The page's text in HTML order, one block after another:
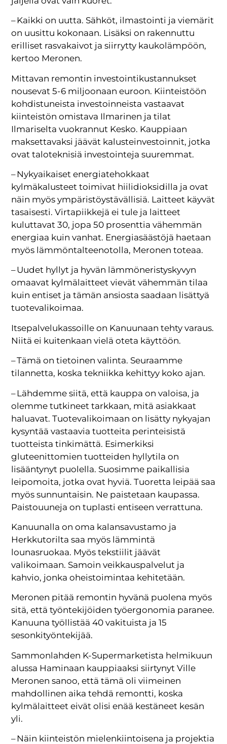
– Kaikki on uutta. Sähköt, ilmastointi ja viemärit
on uusittu kokonaan. Lisäksi on rakennuttu
erilliset rasvakaivot ja siirrytty kaukolämpöön,
kertoo Meronen.
Mittavan remontin investointikustannukset
nousevat 5-6 miljoonaan euroon. Kiinteistöön
kohdistuneista investoinneista vastaavat
kiinteistön omistava Ilmarinen ja tilat
Ilmariselta vuokrannut Kesko. Kauppiaan
maksettavaksi jäävät kalusteinvestoinnit, jotka
ovat taloteknisiä investointeja suuremmat.
– Nykyaikaiset energiatehokkaat
kylmäkalusteet toimivat hiilidioksidilla ja ovat
näin myös ympäristöystävällisiä. Laitteet käyvät
tasaisesti. Virtapiikkejä ei tule ja laitteet
kuluttavat 30, jopa 50 prosenttia vähemmän
energiaa kuin vanhat. Energiasäästöjä haetaan
myös lämmöntalteenotolla, Meronen toteaa.
– Uudet hyllyt ja hyvän lämmöneristyskyvyn
omaavat kylmälaitteet vievät vähemmän tilaa
kuin entiset ja tämän ansiosta saadaan lisättyä
tuotevalikoimaa.
Itsepalvelukassoille on Kanuunaan tehty varaus.
Niitä ei kuitenkaan vielä oteta käyttöön.
– Tämä on tietoinen valinta. Seuraamme
tilannetta, koska tekniikka kehittyy koko ajan.
– Lähdemme siitä, että kauppa on valoisa, ja
olemme tutkineet tarkkaan, mitä asiakkaat
haluavat. Tuotevalikoimaan on lisätty nykyajan
kysyntää vastaavia tuotteita perinteisistä
tuotteista tinkimättä. Esimerkiksi
gluteenittomien tuotteiden hyllytila on
lisääntynyt puolella. Suosimme paikallisia
leipomoita, jotka ovat hyviä. Tuoretta leipää saa
myös sunnuntaisin. Ne paistetaan kaupassa.
Paistouuneja on tuplasti entiseen verrattuna.
Kanuunalla on oma kalansavustamo ja
Herkkutorilta saa myös lämmintä
lounasruokaa. Myös tekstiilit jäävät
valikoimaan. Samoin veikkauspalvelut ja
kahvio, jonka oheistoimintaa kehitetään.
Meronen pitää remontin hyvänä puolena myös
sitä, että työntekijöiden työergonomia paranee.
Kanuuna työllistää 40 vakituista ja 15
sesonkityöntekijää.
Sammonlahden K-Supermarketista helmikuun
alussa Haminaan kauppiaaksi siirtynyt Ville
Meronen sanoo, että tämä oli viimeinen
mahdollinen aika tehdä remontti, koska
kylmälaitteet eivät olisi enää kestäneet kesän
yli.
– Näin kiinteistön mielenkiintoisena ja projektia